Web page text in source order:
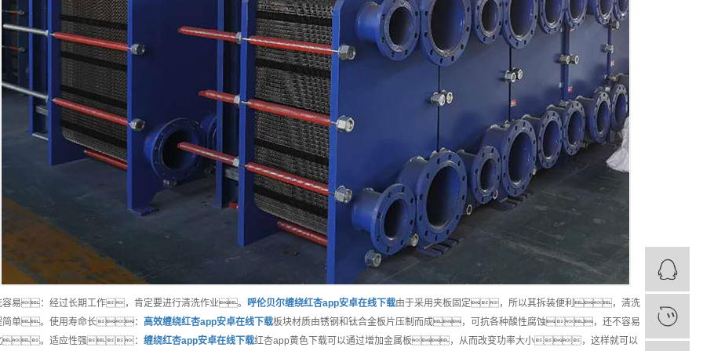
容易：经过长期工作，肯定要进行清洗作业。 呼伦贝尔缠绕红杏app安卓在线下载由于采用夹板固定，所以其拆装便利，清洗
简单。使用寿命长： 高效缠绕红杏app安卓在线下载板块材质由锈钢和钛合金板片压制而成，可抗各种酸性腐蚀，还不容易
。适应性强： 缠绕红杏app安卓在线下载红杏app黄色下载可以通过增加金属板，从而改变功率大小，这样就可以